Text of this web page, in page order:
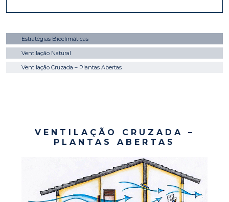
Estratégias Bioclimáticas
Ventilação Natural
Ventilação Cruzada – Plantas Abertas
VENTILAÇÃO CRUZADA –
PLANTAS ABERTAS